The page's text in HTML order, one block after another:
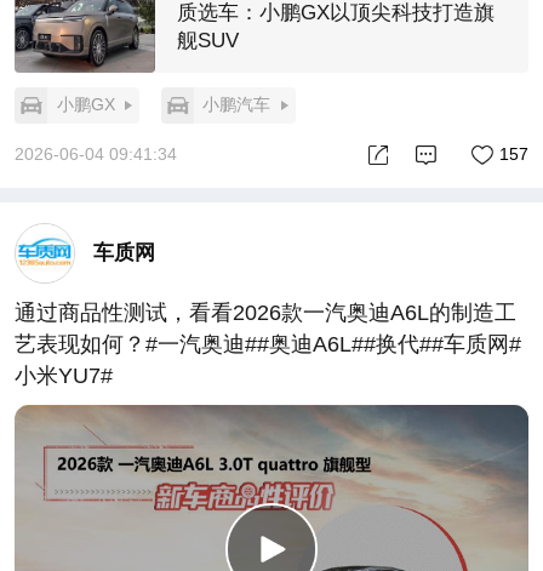
质选车：小鹏GX以顶尖科技打造旗
舰SUV
小鹏GX 小鹏汽车
2026-06-04 09:41:34 157
车质网
通过商品性测试，看看2026款一汽奥迪A6L的制造工
艺表现如何？#一汽奥迪##奥迪A6L##换代##车质网#
小米YU7#